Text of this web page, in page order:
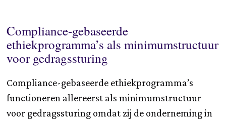
Compliance-gebaseerde
ethiekprogramma’s als minimumstructuur
voor gedragssturing
Compliance-gebaseerde ethiekprogramma’s
functioneren allereerst als minimumstructuur
voor gedragssturing omdat zij de onderneming in